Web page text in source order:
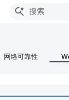
网络可靠性